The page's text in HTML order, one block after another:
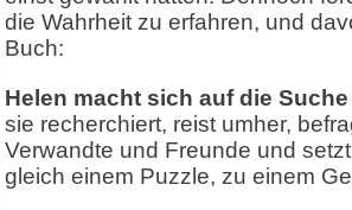
die Wahrheit zu erfahren, und
Buch:
Helen macht sich auf die
sie recherchiert, reist umher,
Verwandte und Freunde und
gleich einem Puzzle, zu einem